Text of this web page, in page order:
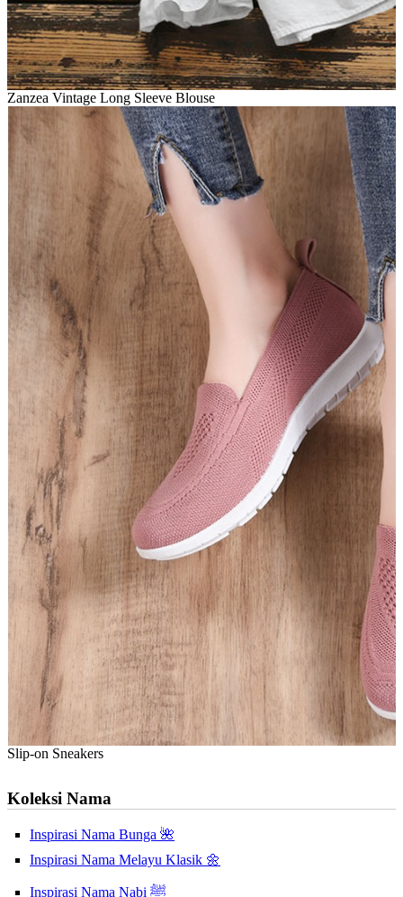
Zanzea Vintage Long Sleeve Blouse
Slip-on Sneakers
Koleksi Nama
Inspirasi Nama Bunga 🌺
Inspirasi Nama Melayu Klasik 🌼
Inspirasi Nama Nabi ﷺ